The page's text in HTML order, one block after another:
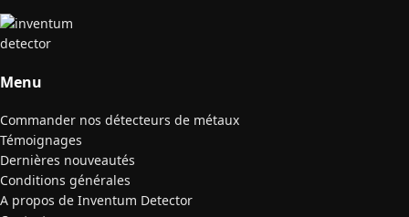
Menu
Commander nos détecteurs de métaux
Témoignages
Dernières nouveautés
Conditions générales
A propos de Inventum Detector